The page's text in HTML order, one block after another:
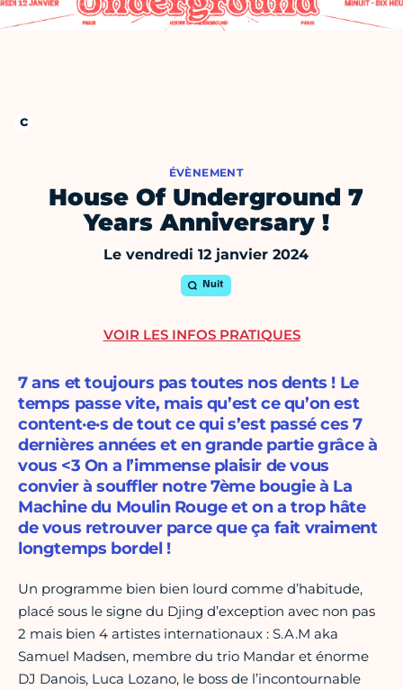
ÉVÈNEMENT
House Of Underground 7
Years Anniversary !
Le vendredi 12 janvier 2024
Nuit
7 ans et toujours pas toutes nos dents ! Le
temps passe vite, mais qu’est ce qu’on est
content·e·s de tout ce qui s’est passé ces 7
dernières années et en grande partie grâce à
vous <3 On a l’immense plaisir de vous
convier à souffler notre 7ème bougie à La
Machine du Moulin Rouge et on a trop hâte
de vous retrouver parce que ça fait vraiment
longtemps bordel !
Un programme bien bien lourd comme d’habitude,
placé sous le signe du Djing d’exception avec non pas
2 mais bien 4 artistes internationaux : S.A.M aka
Samuel Madsen, membre du trio Mandar et énorme
DJ Danois, Luca Lozano, le boss de l’incontournable
VOIR LES INFOS PRATIQUES